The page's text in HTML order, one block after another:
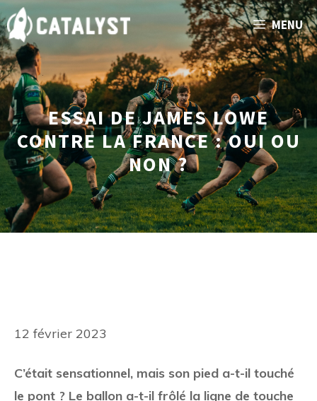
Aller
au
contenu
MENU
ESSAI DE JAMES LOWE
CONTRE LA FRANCE : OUI OU
NON ?
12 février 2023
C’était sensationnel, mais son pied a-t-il touché
le pont ? Le ballon a-t-il frôlé la ligne de touche